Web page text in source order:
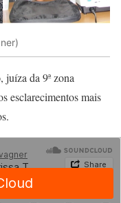
juíza da 9ª zona
esclarecimentos mais